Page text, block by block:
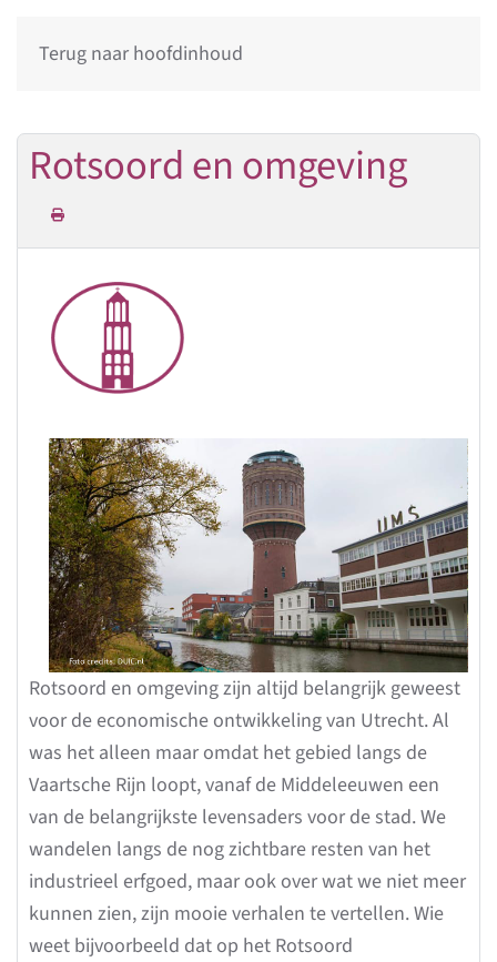
Terug naar hoofdinhoud
Rotsoord en omgeving
Rotsoord en omgeving zijn altijd belangrijk geweest
voor de economische ontwikkeling van Utrecht. Al
was het alleen maar omdat het gebied langs de
Vaartsche Rijn loopt, vanaf de Middeleeuwen een
van de belangrijkste levensaders voor de stad. We
wandelen langs de nog zichtbare resten van het
industrieel erfgoed, maar ook over wat we niet meer
kunnen zien, zijn mooie verhalen te vertellen. Wie
weet bijvoorbeeld dat op het Rotsoord